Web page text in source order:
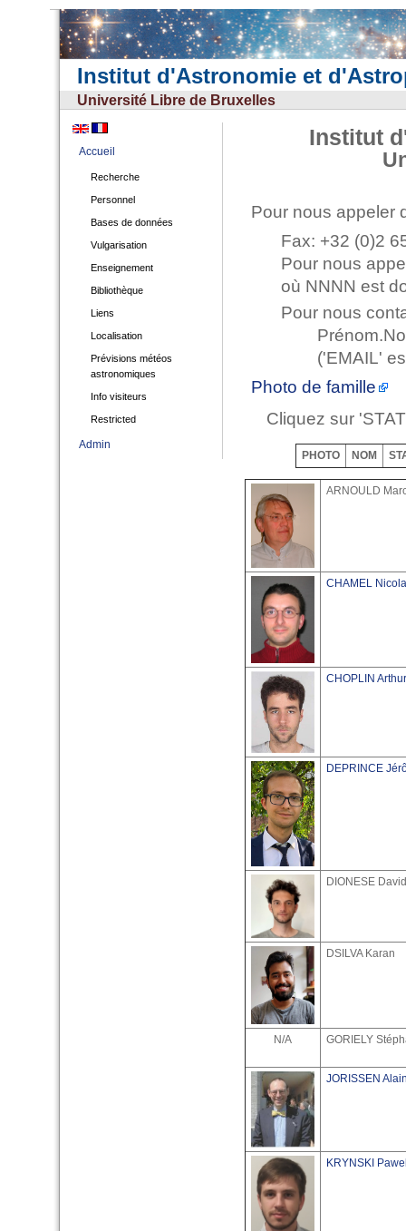
Institut d'Astronomie et
Université Libre de Bruxelles
Accueil
Recherche
Personnel
Bases de données
Vulgarisation
Enseignement
Bibliothèque
Liens
Localisation
Prévisions météos
astronomiques
Info visiteurs
Restricted
Admin
Institut
Pour nous appeler
Fax: +32 (0)2
Pour nous
où NNNN est
Pour nous
('EMAIL'
Photo de famille
Cliquez sur
PHOTO NOM
ARNOULD
CHAMEL
CHOPLIN Arthur
DEPRINCE
DIONESE
DSILVA Karan
N/A GORIELY
JORISSEN
KRYNSKI